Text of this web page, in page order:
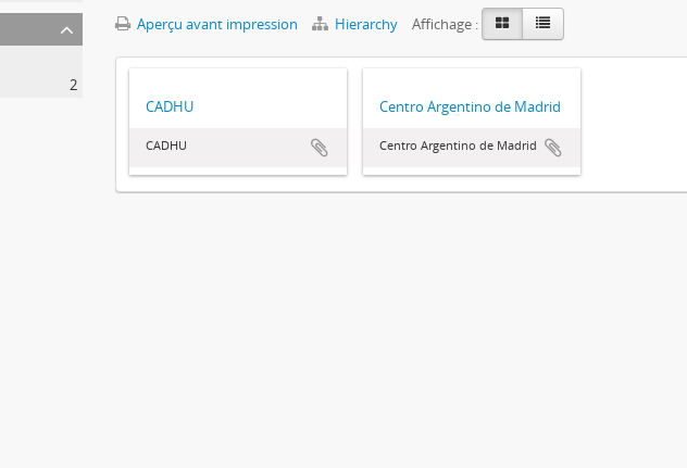
2
Aperçu avant impression Hierarchy Affichage :
CADHU
CADHU
Centro Argentino de Madrid
Centro Argentino de Madrid